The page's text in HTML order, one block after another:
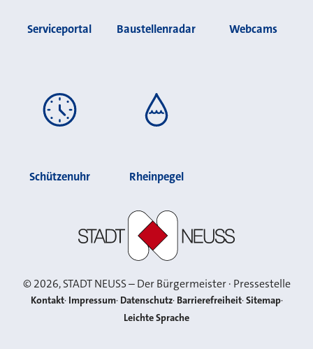
Serviceportal Baustellenradar Webcams
Schützenuhr Rheinpegel
©2026, STADT NEUSS – Der Bürgermeister · Pressestelle
Kontakt Impressum Datenschutz Barrierefreiheit Sitemap
Leichte Sprache